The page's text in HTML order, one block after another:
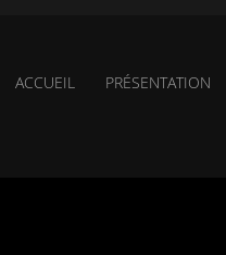
ACCUEIL PRÉSENTATION